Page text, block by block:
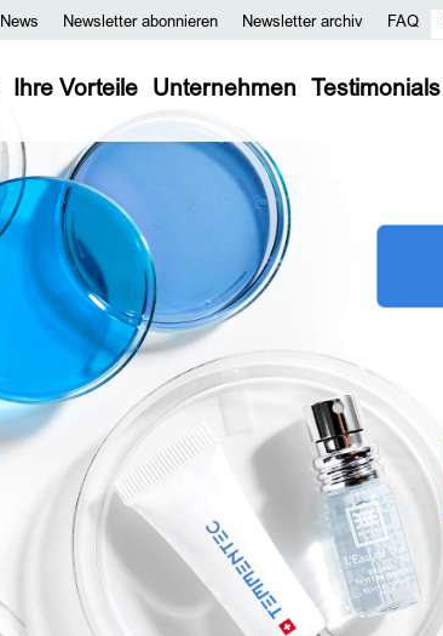
News Newsletter abonnieren Newsletter archiv FAQ
Ihre Vorteile Unternehmen Testimonials